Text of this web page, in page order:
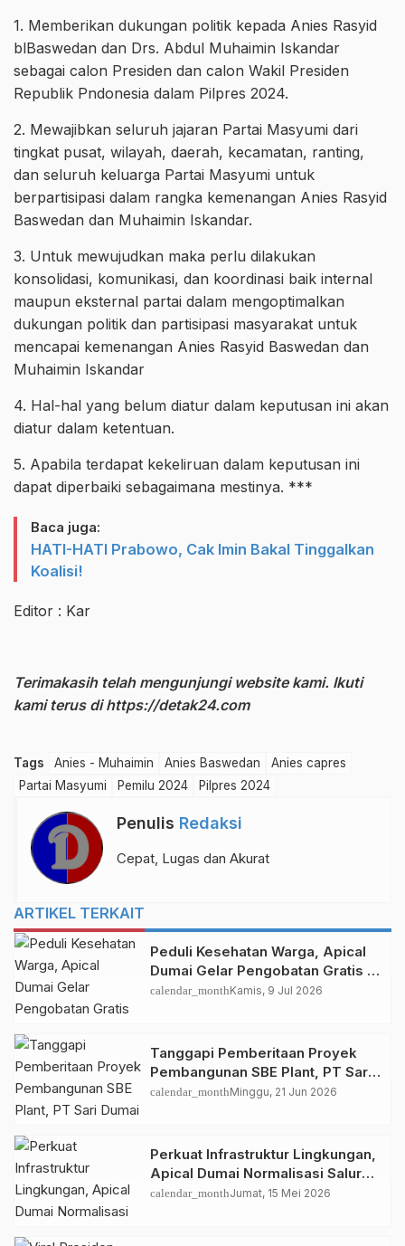
1. Memberikan dukungan politik kepada Anies Rasyid
blBaswedan dan Drs. Abdul Muhaimin Iskandar
sebagai calon Presiden dan calon Wakil Presiden
Republik Pndonesia dalam Pilpres 2024.
2. Mewajibkan seluruh jajaran Partai Masyumi dari
tingkat pusat, wilayah, daerah, kecamatan, ranting,
dan seluruh keluarga Partai Masyumi untuk
berpartisipasi dalam rangka kemenangan Anies Rasyid
Baswedan dan Muhaimin Iskandar.
3. Untuk mewujudkan maka perlu dilakukan
konsolidasi, komunikasi, dan koordinasi baik internal
maupun eksternal partai dalam mengoptimalkan
dukungan politik dan partisipasi masyarakat untuk
mencapai kemenangan Anies Rasyid Baswedan dan
Muhaimin Iskandar
4. Hal-hal yang belum diatur dalam keputusan ini akan
diatur dalam ketentuan.
5. Apabila terdapat kekeliruan dalam keputusan ini
dapat diperbaiki sebagaimana mestinya. ***
Baca juga:
HATI-HATI Prabowo, Cak Imin Bakal Tinggalkan
Koalisi!
Editor : Kar
Terimakasih telah mengunjungi website kami. Ikuti
kami terus dihttps://detak24.com
Tags Anies - Muhaimin Anies Baswedan
Anies capres
Partai Masyumi
Pemilu 2024 Pilpres 2024
Penulis Redaksi
Cepat, Lugas dan Akurat
ARTIKEL TERKAIT
Peduli Kesehatan Warga, Apical
Dumai Gelar Pengobatan Gratis di
Lubuk Gaung
calendar_monthKamis, 9 Jul 2026
Tanggapi Pemberitaan Proyek
Pembangunan SBE Plant, PT Sari
Dumai Sejati Sampaikan
calendar_monthMinggu, 21 Jun 2026
Perkuat Infrastruktur Lingkungan,
Apical Dumai Normalisasi Saluran
Parit di Lubuk Gaung
calendar_monthJumat, 15 Mei 2026